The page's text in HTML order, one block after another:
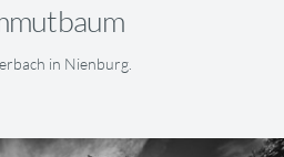
in Nienburg.